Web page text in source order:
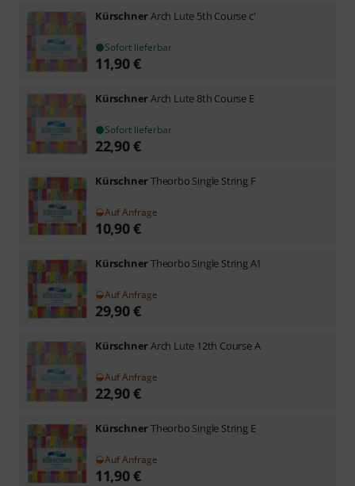
KürschnerArch Lute 5th Course c'
Sofort lieferbar
11,90€
KürschnerArch Lute 8th Course E
Sofort lieferbar
22,90€
KürschnerTheorbo Single String F
Auf Anfrage
10,90€
KürschnerTheorbo Single String A1
Auf Anfrage
29,90€
KürschnerArch Lute 12th Course A
Auf Anfrage
22,90€
KürschnerTheorbo Single String E
Auf Anfrage
11,90€